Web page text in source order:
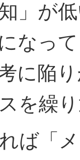
」が
なっ
に陥
を繰
「メ